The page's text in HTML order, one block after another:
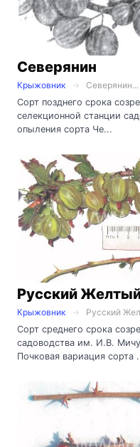
Северянин
Крыжовник
Северянин...
Сорт позднего срока
селекционной станции
опыления сорта Че...
Русский
Крыжовник
Русский
Сорт среднего срока
садоводства им. И.В.
Почковая вариация сорта